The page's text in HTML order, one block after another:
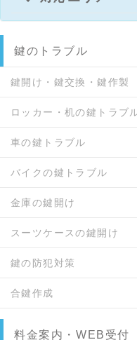
茂南川上町 / 西賀茂
八丁柳町 / 平野上柳
/ 平野宮西町 / 平野宮
町 / 紫野上御所田町 /
柳町 / 紫野上若草町 /
/ 紫野郷ノ上町 / 紫
下築山町 / 紫野下鳥
町 / 紫野下柳町 / 紫野
紫野西御所田町 / 紫野
野町 / 紫野花ノ坊町 /
東蓮台野町 / 紫野南花
鍵のトラブル
鍵開け・鍵交換・鍵作製
ロッカー・机の鍵トラブ
車の鍵トラブル
バイクの鍵トラブル
金庫の鍵開け
スーツケースの鍵開け
鍵の防犯対策
合鍵作成
料金案内・WEB受付